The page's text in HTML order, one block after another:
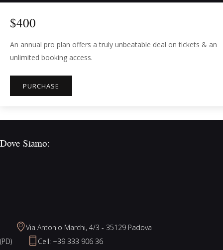
$400
An annual pro plan offers a truly unbeatable deal on tickets & an
unlimited booking access.
PURCHASE
Dove Siamo:
Via Antonio Marchi, 4/3 - 35129 Padova
(PD)
Cell: +39 333 906 36